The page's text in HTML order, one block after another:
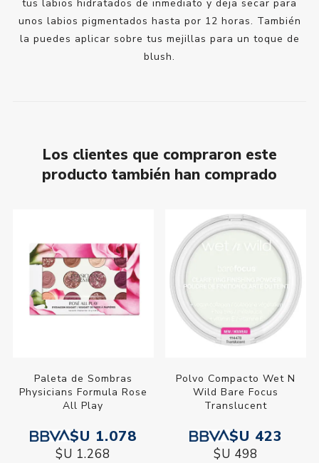
tus labios hidratados de inmediato y deja secar para
unos labios pigmentados hasta por 12 horas. También
la puedes aplicar sobre tus mejillas para un toque de
blush.
Los clientes que compraron este
producto también han comprado
Paleta de Sombras
Physicians Formula Rose
All Play
$U 1.078
$U 1.268
Polvo Compacto Wet N
Wild Bare Focus
Translucent
$U 423
$U 498